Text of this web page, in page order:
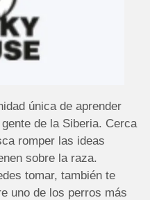
única de aprender
de la Siberia. Cerca
romper las ideas
sobre la raza.
tomar, también te
uno de los perros más